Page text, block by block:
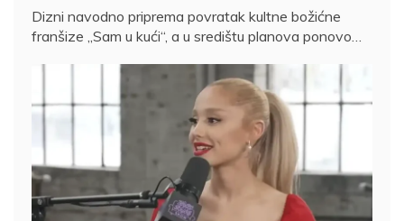
Dizni navodno priprema povratak kultne božićne
franšize „Sam u kući“, a u središtu planova ponovo…